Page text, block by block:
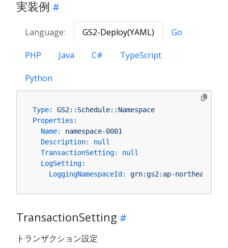
実装例
Language: GS2-Deploy(YAML) Go
PHP Java C# TypeScript
Python
Type:
GS2::Schedule::Namespace
Properties:
Name:
namespace-0001
Description:
null
TransactionSetting:
null
LogSetting:
LoggingNamespaceId:
grn:gs2:ap-northeast-
TransactionSetting
トランザクション設定